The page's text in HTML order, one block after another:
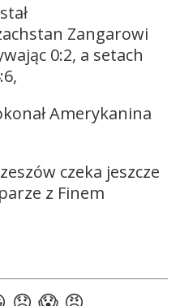
Zangarowi
0:2, a setach
Amerykanina
czeka jeszcze
z Finem